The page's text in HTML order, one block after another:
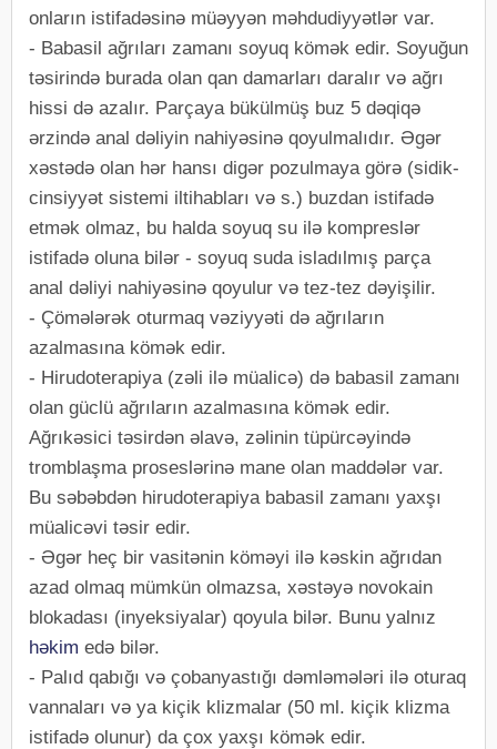
onların istifadəsinə müəyyən məhdudiyyətlər var.
- Babasil ağrıları zamanı soyuq kömək edir. Soyuğun
təsirində burada olan qan damarları daralır və ağrı
hissi də azalır. Parçaya bükülmüş buz 5 dəqiqə
ərzində anal dəliyin nahiyəsinə qoyulmalıdır. Əgər
xəstədə olan hər hansı digər pozulmaya görə (sidik-
cinsiyyət sistemi iltihabları və s.) buzdan istifadə
etmək olmaz, bu halda soyuq su ilə kompreslər
istifadə oluna bilər - soyuq suda isladılmış parça
anal dəliyi nahiyəsinə qoyulur və tez-tez dəyişilir.
- Çömələrək oturmaq vəziyyəti də ağrıların
azalmasına kömək edir.
- Hirudoterapiya (zəli ilə müalicə) də babasil zamanı
olan güclü ağrıların azalmasına kömək edir.
Ağrıkəsici təsirdən əlavə, zəlinin tüpürcəyində
tromblaşma proseslərinə mane olan maddələr var.
Bu səbəbdən hirudoterapiya babasil zamanı yaxşı
müalicəvi təsir edir.
- Əgər heç bir vasitənin köməyi ilə kəskin ağrıdan
azad olmaq mümkün olmazsa, xəstəyə novokain
blokadası (inyeksiyalar) qoyula bilər. Bunu yalnız
həkim edə bilər.
- Palıd qabığı və çobanyastığı dəmləmələri ilə oturaq
vannaları və ya kiçik klizmalar (50 ml. kiçik klizma
istifadə olunur) da çox yaxşı kömək edir.